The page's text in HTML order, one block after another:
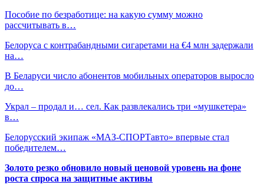
Пособие по безработице: на какую сумму можно
рассчитывать в…
Белоруса с контрабандными сигаретами на €4 млн задержали
на…
В Беларуси число абонентов мобильных операторов выросло
до…
Украл – продал и… сел. Как развлекались три «мушкетера»
в…
Белорусский экипаж «МАЗ-СПОРТавто» впервые стал
победителем…
Золото резко обновило новый ценовой уровень на фоне
роста спроса на защитные активы